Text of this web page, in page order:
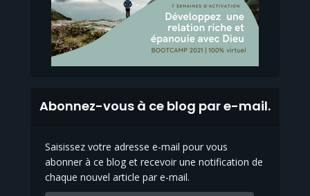
Abonnez-vous à ce blog par e-mail.
Saisissez votre adresse e-mail pour vous
abonner à ce blog et recevoir une notification de
chaque nouvel article par e-mail.